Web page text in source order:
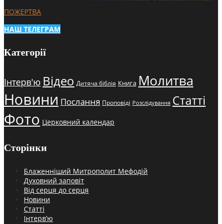
ПОЖЕРТВА
НАШ ТЕЛЕГРАМ
Категорії
Інтерв'ю Відео Дитяча біблія Книга Молитва
Новини Послання Проповіді Розслідування Статті
Фото Церковний календар
Сторінки
Блаженніший Митрополит Мефодій
Духовний заповіт
Від серця до серця
Новини
Статті
Інтерв’ю